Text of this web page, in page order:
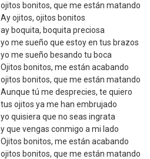
ojitos bonitos, que me están matando
Ay ojitos, ojitos bonitos
ay boquita, boquita preciosa
yo me sueño que estoy en tus brazos
yo me sueño besando tu boca
Ojitos bonitos, me están acabando
ojitos bonitos, que me están matando
Aunque tú me desprecies, te quiero
tus ojitos ya me han embrujado
yo quisiera que no seas ingrata
y que vengas conmigo a mi lado
Ojitos bonitos, me están acabando
ojitos bonitos, que me están matando